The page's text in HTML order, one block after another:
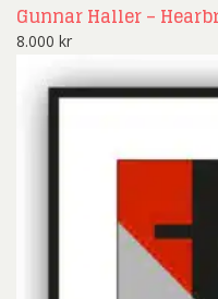
Gunnar Haller –
8.000 kr